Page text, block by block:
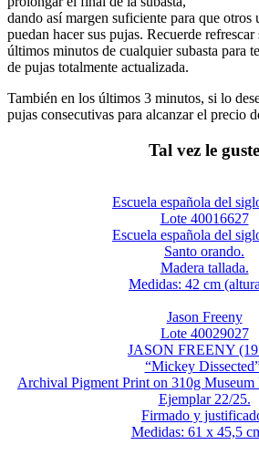
dando así margen suficiente para que otros
puedan hacer sus pujas. Recuerde
últimos minutos de cualquier subasta para
de pujas totalmente actualizada.
También en los últimos 3 minutos, si lo
pujas consecutivas para alcanzar el precio
Tal vez le guste
Escuela española del
Lote 40016627
Escuela española del
Santo orando.
Madera tallada.
Medidas: 42 cm
Jason Freeny
Lote 40029027
JASON FREENY
“Mickey
Archival Pigment Print on 310g Museum
Ejemplar 22/25.
Firmado y
Medidas: 61 x 45,5